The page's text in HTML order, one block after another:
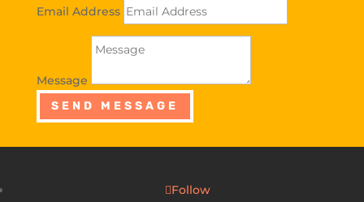
Email Address
Message
SEND MESSAGE
Follow